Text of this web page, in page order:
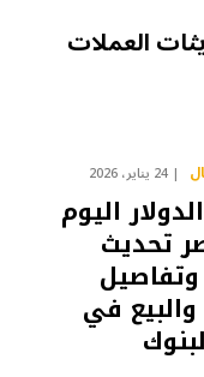
العملات
24 يناير، 2026
اليوم
تحديث
والبيع في